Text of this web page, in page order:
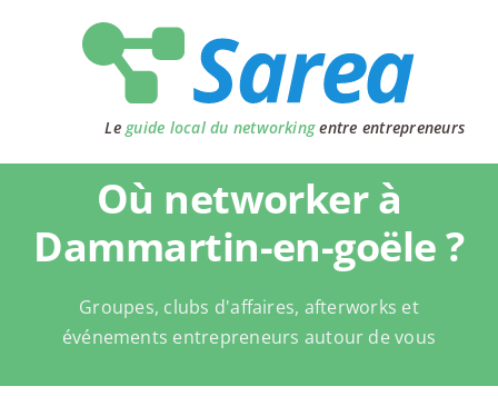
Le guide local du networkingentre entrepreneurs
Où networker à
Dammartin-en-goële ?
Groupes, clubs d'affaires, afterworks et
événements entrepreneurs autour de vous